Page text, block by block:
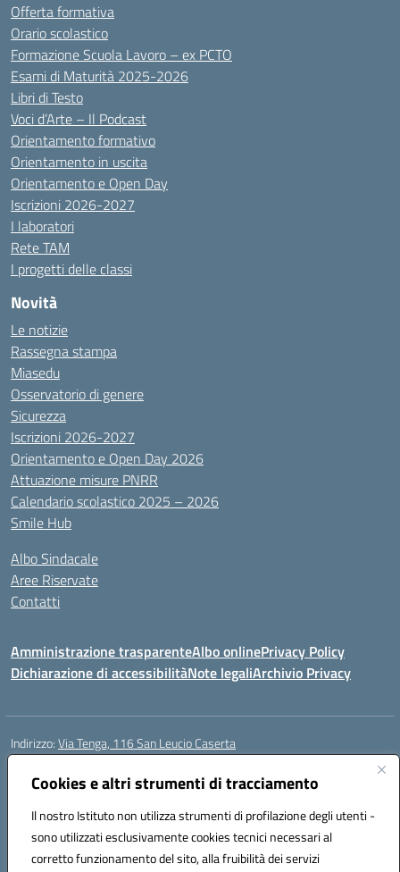
Cookies e altri strumenti di tracciamento
Il nostro Istituto non utilizza strumenti di profilazione degli utenti -
sono utilizzati esclusivamente cookies tecnici necessari al
corretto funzionamento del sito, alla fruibilità dei servizi
Offerta formativa
Orario scolastico
Formazione Scuola Lavoro – ex PCTO
Esami di Maturità 2025-2026
Libri di Testo
Voci d’Arte – Il Podcast
Orientamento formativo
Orientamento in uscita
Orientamento e Open Day
Iscrizioni 2026-2027
I laboratori
Rete TAM
I progetti delle classi
Novità
Le notizie
Rassegna stampa
Miasedu
Osservatorio di genere
Sicurezza
Iscrizioni 2026-2027
Orientamento e Open Day 2026
Attuazione misure PNRR
Calendario scolastico 2025 – 2026
Smile Hub
Albo Sindacale
Aree Riservate
Contatti
Amministrazione trasparenteAlbo onlinePrivacy Policy
Dichiarazione di accessibilitàNote legaliArchivio Privacy
Indirizzo:Via Tenga, 116 San Leucio Caserta
Centralino:
Posta elettronica certificata (PEC):ceis042009@pec.istruzione.it
Codice fiscale: 93098380616
Codice meccanografico:CEIS042009
Codice Indice delle Pubbliche Amministrazioni (IPA): islasleu